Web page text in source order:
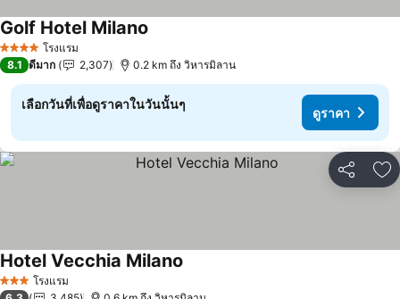
4 ดาว โรงแรม
Golf Hotel Milano
8.1 ดีมาก 2,307 0.2 km ถึง วิหารมิลาน
เลือกวันที่เพื่อดูราคาในวันนั้นๆ
ดูราคา
แชร์ เ
3 ดาว โรงแรม
Hotel Vecchia Milano